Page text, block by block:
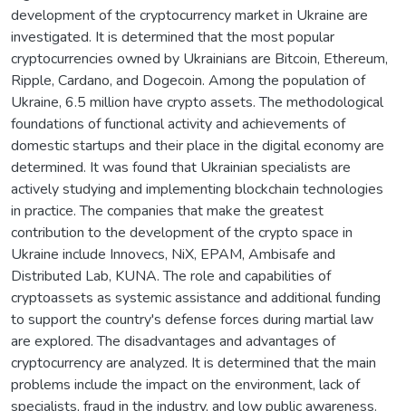
development of the cryptocurrency market in Ukraine are
investigated. It is determined that the most popular
cryptocurrencies owned by Ukrainians are Bitcoin, Ethereum,
Ripple, Cardano, and Dogecoin. Among the population of
Ukraine, 6.5 million have crypto assets. The methodological
foundations of functional activity and achievements of
domestic startups and their place in the digital economy are
determined. It was found that Ukrainian specialists are
actively studying and implementing blockchain technologies
in practice. The companies that make the greatest
contribution to the development of the crypto space in
Ukraine include Innovecs, NiX, EPAM, Ambisafe and
Distributed Lab, KUNA. The role and capabilities of
cryptoassets as systemic assistance and additional funding
to support the country's defense forces during martial law
are explored. The disadvantages and advantages of
cryptocurrency are analyzed. It is determined that the main
problems include the impact on the environment, lack of
specialists, fraud in the industry, and low public awareness.